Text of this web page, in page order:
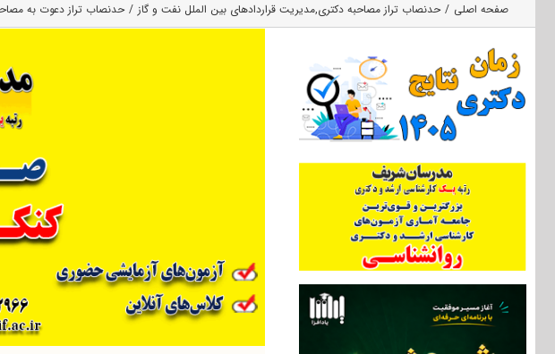
صفحه اصلی حدنصاب تراز مصاحبه دکتری,مدیریت قراردادهای بین الملل نفت و گاز حدنصاب تراز دعوت به